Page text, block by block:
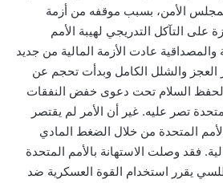
الأمن، بسبب موقفه من أزمة
على التآكل التدريجي لهيبة الأمم
والمصداقية عادت الأزمة المالية من جديد
العجز والشلل الكامل وبدأت تحجم عن
لحفظ السلام تحت دعوى خفض النفقات
تصر عليه. غير أن الأمر لم يقتصر
المتحدة من خلال الضغط المادي
فقد وصلت الاستهانة بالأمم المتحدة
يقرر استخدام القوة العسكرية ضد